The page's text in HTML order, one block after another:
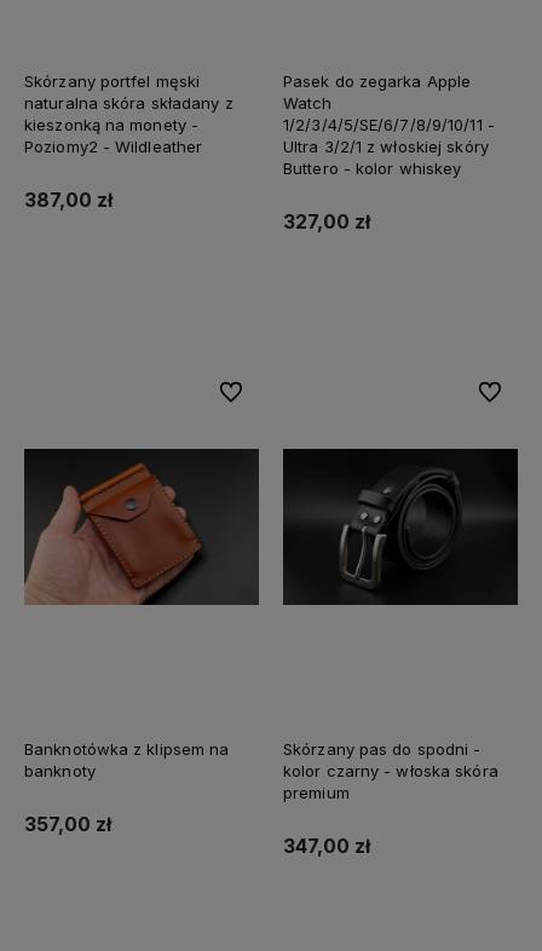
Etui - portfel do paska
197,00 zł
Etui na baterie do aparatu i
karty SD
197,00 zł
szklanki
197,00 zł
Do ulubionych
skórzany pojemnik
Do
Skórzany portfel męski
naturalna skóra składany z
kieszonką na monety -
Poziomy2 - Wildleather
387,00 zł
Pasek do zegarka Apple
Watch
1/2/3/4/5/SE/6/7/8/9/10/11 -
Ultra 3/2/1 z włoskiej skóry
Buttero - kolor whiskey
327,00 zł
Banknotówka z klipsem na
banknoty
357,00 zł
Do ulubionych
Skórzany pas do spodni -
kolor czarny - włoska skóra
premium
347,00 zł
Do